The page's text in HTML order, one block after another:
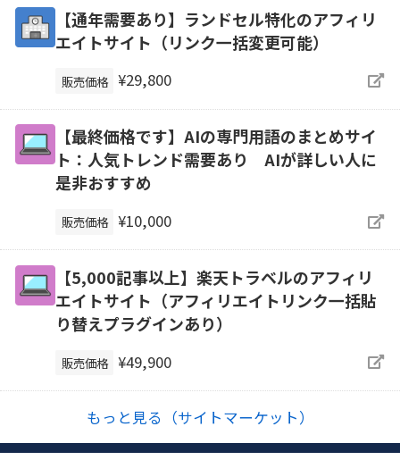
【通年需要あり】ランドセル特化のアフィリ
エイトサイト（リンク一括変更可能）
販売価格 ¥29,800
【最終価格です】AIの専門用語のまとめサイ
ト：人気トレンド需要あり AIが詳しい人に
是非おすすめ
販売価格 ¥10,000
【5,000記事以上】楽天トラベルのアフィリ
エイトサイト（アフィリエイトリンク一括貼
り替えプラグインあり）
販売価格 ¥49,900
もっと見る（サイトマーケット）